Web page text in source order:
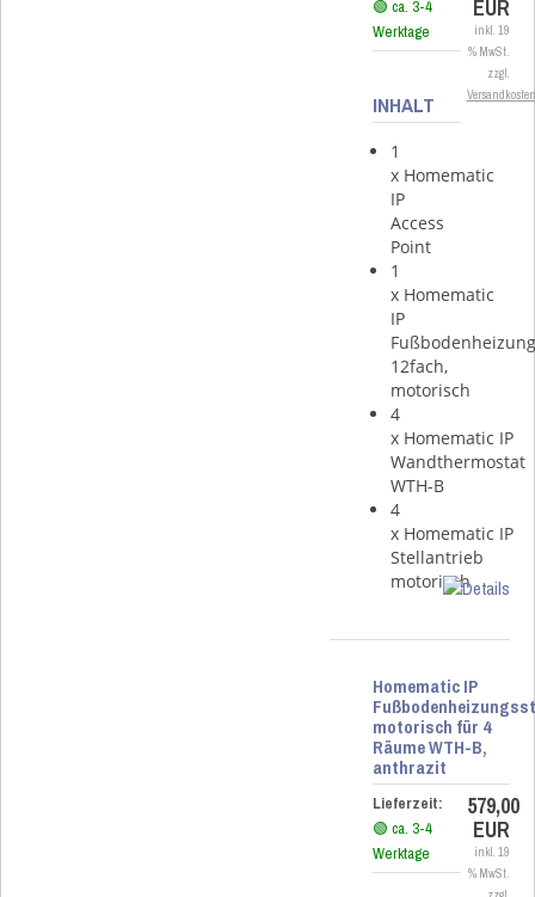
🟢 ca. 3-4
Werktage
INHALT
1
x Homematic
IP
Access
Point
1
x Homematic
IP
12fach,
motorisch
4
x Homematic IP
Wandthermostat
WTH-B
4
x Homematic IP
Stellantrieb
motorisch
EUR
inkl. 19
% MwSt.
zzgl.
Versandkosten
Homematic IP
motorisch für 4
Räume WTH-B,
anthrazit
Lieferzeit:
🟢 ca. 3-4
Werktage
579,00
EUR
inkl. 19
% MwSt.